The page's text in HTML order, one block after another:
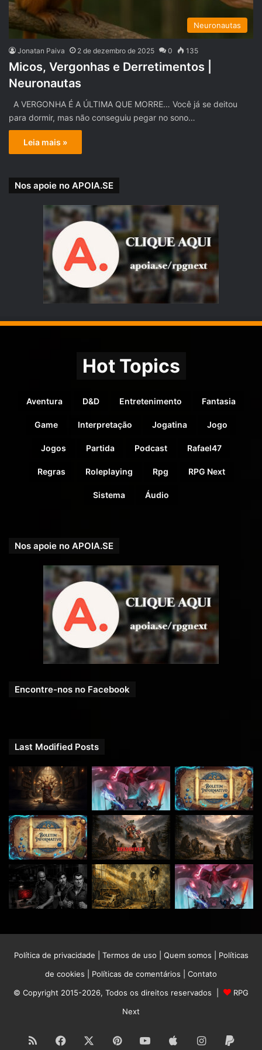
Neuronautas
Jonatan Paiva 2 de dezembro de 2025 0 135
Micos, Vergonhas e Derretimentos |
Neuronautas
A VERGONHA É A ÚLTIMA QUE MORRE… Você já se deitou
para dormir, mas não conseguiu pegar no sono…
Leia mais »
Nos apoie no APOIA.SE
Hot Topics
Aventura D&D Entretenimento Fantasia
Game Interpretação Jogatina Jogo
Jogos Partida Podcast Rafael47
Regras Roleplaying Rpg RPG Next
Sistema Áudio
Nos apoie no APOIA.SE
Encontre-nos no Facebook
Last Modified Posts
Política de privacidade Termos de uso Quem somos
Políticas
de cookies
Políticas de comentários
Contato
© Copyright 2015-2026, Todos os direitos reservados |
RPG
Next
RSS Facebook PinterestYouTubeAppleInstagram